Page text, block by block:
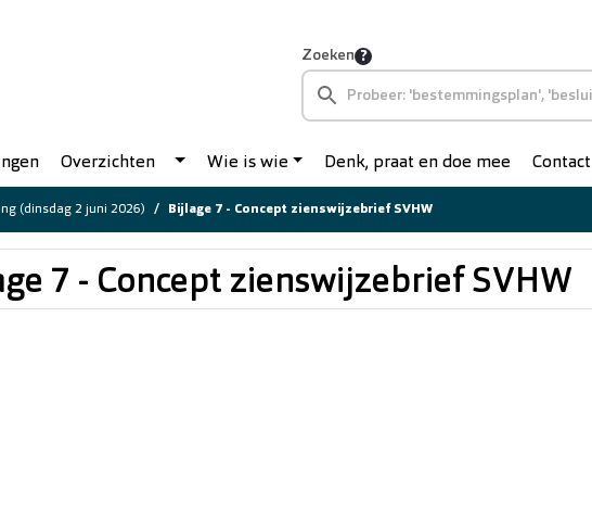
Zoeken
Overzichten Wie is wie Denk, praat en doe mee Contact
(dinsdag 2 juni 2026) Bijlage 7 - Concept zienswijzebrief SVHW
7 - Concept zienswijzebrief SVHW